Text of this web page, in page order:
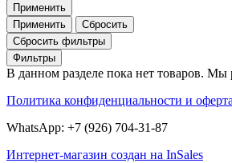
Применить
Применить
Сбросить
Сбросить фильтры
Фильтры
В данном разделе пока нет товаров. Мы
Политика конфиденциальности и оферта
WhatsApp: +7 (926) 704-31-87
Интернет-магазин создан на InSales